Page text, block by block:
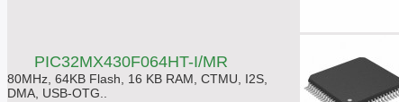
PIC32MX430F064HT-I/MR
80MHz, 64KB Flash, 16 KB RAM, CTMU, I2S,
DMA, USB-OTG..